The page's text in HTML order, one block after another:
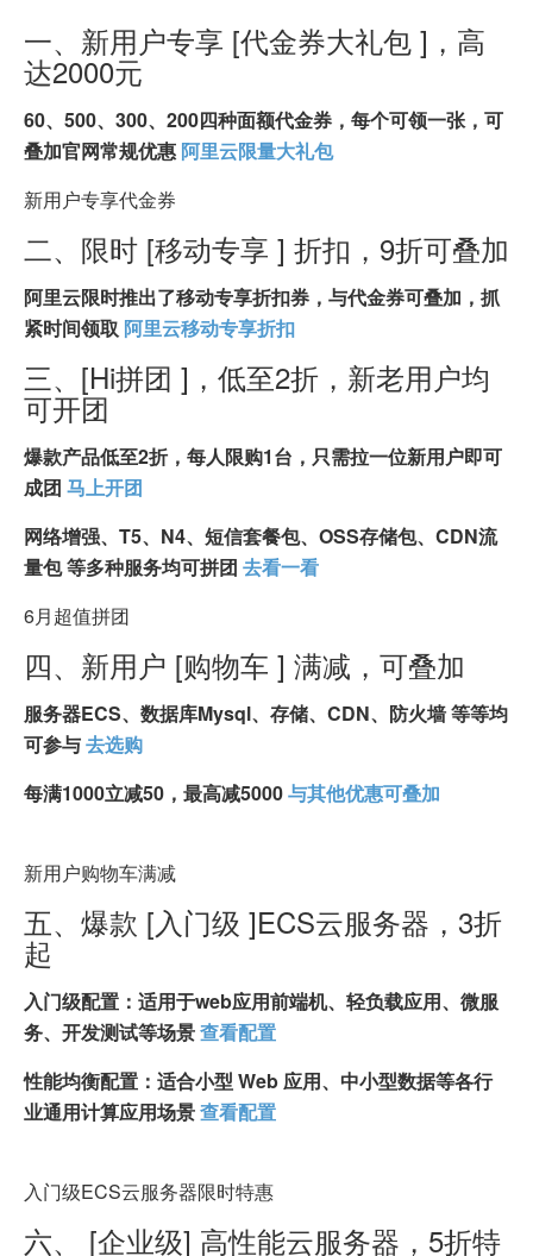
一、新用户专享 [代金券大礼包 ]，高
达2000元
60、500、300、200四种面额代金券，每个可领一张，可
叠加官网常规优惠 阿里云限量大礼包
新用户专享代金券
二、限时 [移动专享 ] 折扣，9折可叠加
阿里云限时推出了移动专享折扣券，与代金券可叠加，抓
紧时间领取 阿里云移动专享折扣
三、[Hi拼团 ]，低至2折，新老用户均
可开团
爆款产品低至2折，每人限购1台，只需拉一位新用户即可
成团 马上开团
网络增强、T5、N4、短信套餐包、OSS存储包、CDN流
量包 等多种服务均可拼团 去看一看
6月超值拼团
四、新用户 [购物车 ] 满减，可叠加
服务器ECS、数据库Mysql、存储、CDN、防火墙 等等均
可参与去选购
每满1000立减50，最高减5000与其他优惠可叠加
新用户购物车满减
五、爆款 [入门级 ]ECS云服务器，3折
起
入门级配置：适用于web应用前端机、轻负载应用、微服
务、开发测试等场景查看配置
性能均衡配置：适合小型 Web 应用、中小型数据等各行
业通用计算应用场景查看配置
入门级ECS云服务器限时特惠
六、 [企业级] 高性能云服务器，5折特